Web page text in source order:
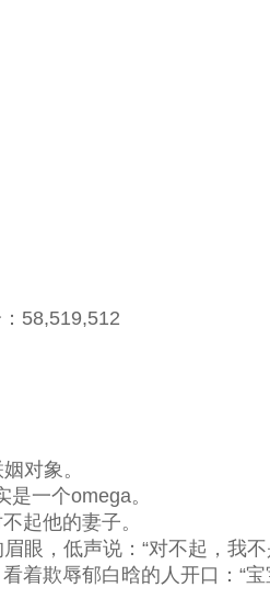
58,519,512
对象。
一个omega。
起他的妻子。
眼，低声说：“对不起，我
着欺辱郁白晗的人开口：“